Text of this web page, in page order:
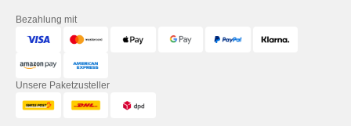
Bezahlung mit
Unsere Paketzusteller